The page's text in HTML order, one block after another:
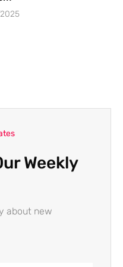
Weekly
about new